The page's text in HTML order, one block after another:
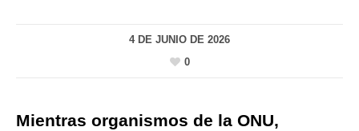
4 DE JUNIO DE 2026
0
Mientras organismos de la ONU,